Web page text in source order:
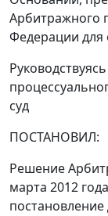
Арбитражного
Федерации для
Руководствуясь
суд
ПОСТАНОВИЛ:
Решение
марта 2012
постановление